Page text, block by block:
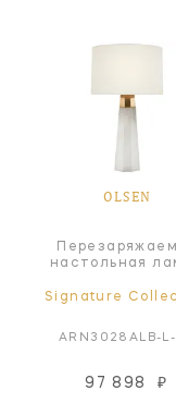
OLSEN
настольная
Signature
ARN3028ALB-
97 898 ₽